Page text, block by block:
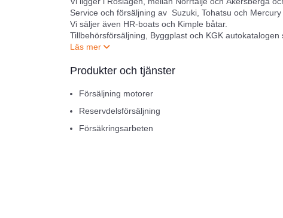
Service och försäljning av Suzuki, Tohatsu och
Vi säljer även HR-boats och Kimple båtar.
Tillbehörsförsäljning, Byggplast och KGK
Produkter och tjänster
Försäljning motorer
Reservdelsförsäljning
Försäkringsarbeten